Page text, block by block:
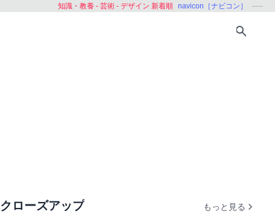
知識・教養 - 芸術 - デザイン 新着順 navicon［ナビコン］
クローズアップ もっと見る